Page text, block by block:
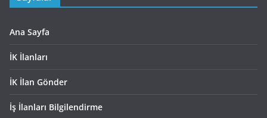
Ana Sayfa
İK İlanları
İK İlan Gönder
İş İlanları Bilgilendirme